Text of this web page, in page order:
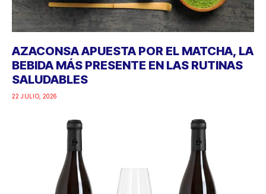
AZACONSA APUESTA POR EL MATCHA, LA
BEBIDA MÁS PRESENTE EN LAS RUTINAS
SALUDABLES
22 JULIO, 2026